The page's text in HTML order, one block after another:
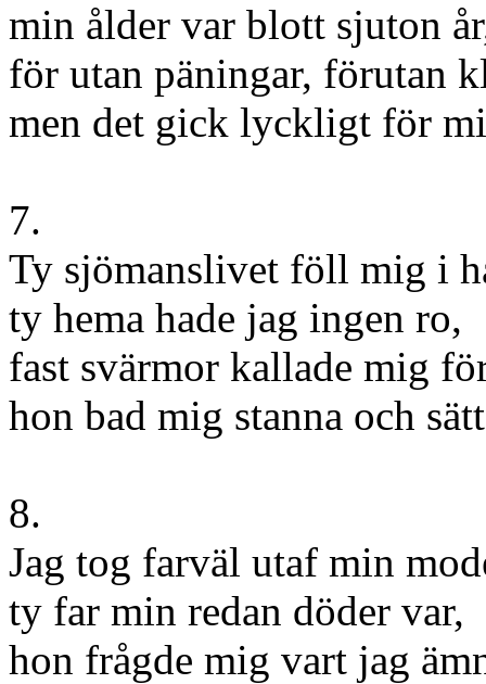
min ålder var blott sjuton
för utan päningar, förutan
men det gick lyckligt för
7.
Ty sjömanslivet föll mig i
ty hema hade jag ingen ro,
fast svärmor kallade mig
hon bad mig stanna och
8.
Jag tog farväl utaf min
ty far min redan döder var,
hon frågde mig vart jag